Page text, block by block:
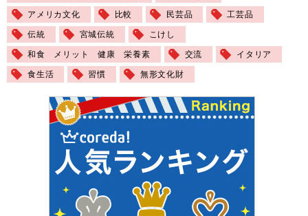
アメリカ文化 比較 民芸品 工芸品
伝統 宮城伝統 こけし
和食 メリット 健康 栄養素 交流 イタリア
食生活 習慣 無形文化財